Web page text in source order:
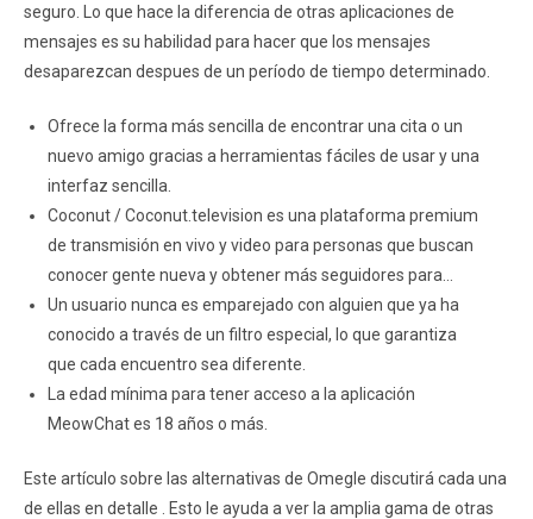
seguro. Lo que hace la diferencia de otras aplicaciones de
mensajes es su habilidad para hacer que los mensajes
desaparezcan despues de un período de tiempo determinado.
Ofrece la forma más sencilla de encontrar una cita o un
nuevo amigo gracias a herramientas fáciles de usar y una
interfaz sencilla.
Coconut / Coconut.television es una plataforma premium
de transmisión en vivo y video para personas que buscan
conocer gente nueva y obtener más seguidores para…
Un usuario nunca es emparejado con alguien que ya ha
conocido a través de un filtro especial, lo que garantiza
que cada encuentro sea diferente.
La edad mínima para tener acceso a la aplicación
MeowChat es 18 años o más.
Este artículo sobre las alternativas de Omegle discutirá cada una
de ellas en detalle . Esto le ayuda a ver la amplia gama de otras